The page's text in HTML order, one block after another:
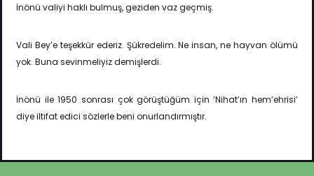
İnönü valiyi haklı bulmuş, geziden vaz geçmiş.
Vali Bey’e teşekkür ederiz. Şükredelim. Ne insan, ne hayvan ölümü
yok. Buna sevinmeliyiz demişlerdi.
İnönü ile 1950 sonrası çok görüştüğüm için ‘Nihat’ın hem’ehrisi’
diye iltifat edici sözlerle beni onurlandırmıştır.